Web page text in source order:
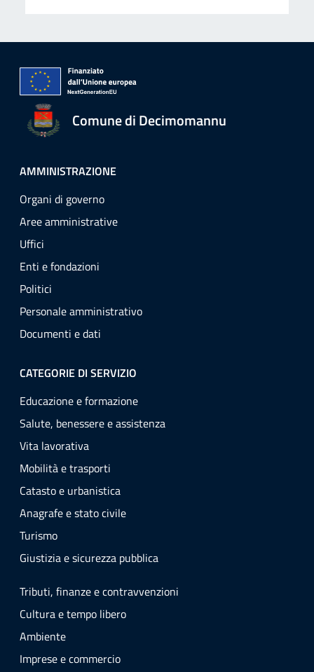
Comune di Decimomannu
AMMINISTRAZIONE
Organi di governo
Aree amministrative
Uffici
Enti e fondazioni
Politici
Personale amministrativo
Documenti e dati
CATEGORIE DI SERVIZIO
Educazione e formazione
Salute, benessere e assistenza
Vita lavorativa
Mobilità e trasporti
Catasto e urbanistica
Anagrafe e stato civile
Turismo
Giustizia e sicurezza pubblica
Tributi, finanze e contravvenzioni
Cultura e tempo libero
Ambiente
Imprese e commercio